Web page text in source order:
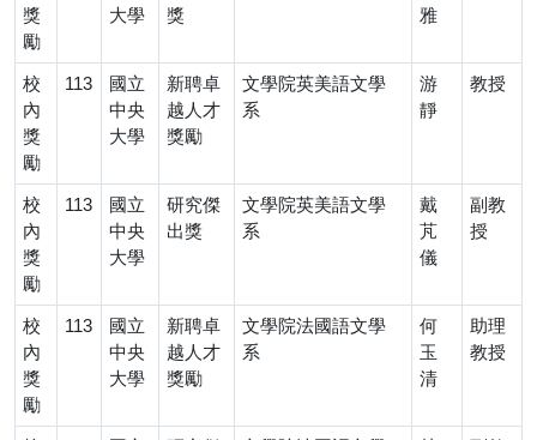
獎
勵
大學
獎
雅
校
內
獎
勵
113
國立
中央
大學
新聘卓
越人才
獎勵
文學院英美語文學
系
游
靜
教授
校
內
獎
勵
113
國立
中央
大學
研究傑
出獎
文學院英美語文學
系
戴
芃
儀
副教
授
校
內
獎
勵
113
國立
中央
大學
新聘卓
越人才
獎勵
文學院法國語文學
系
何
玉
清
助理
教授